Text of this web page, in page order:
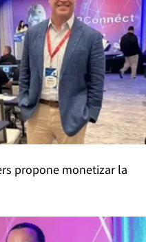
propone monetizar la